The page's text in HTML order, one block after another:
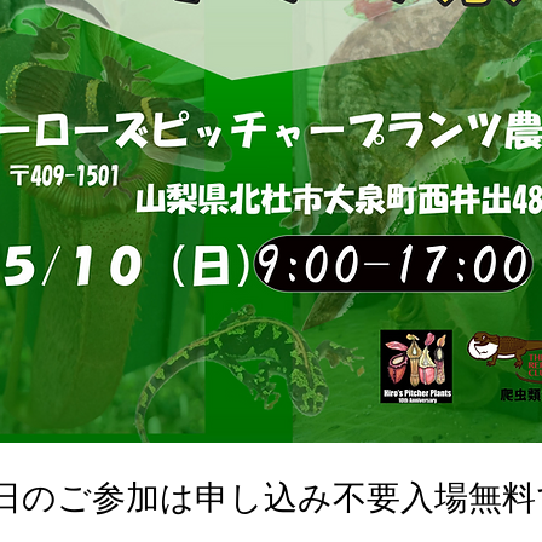
のご参加は申し込み不要入場無